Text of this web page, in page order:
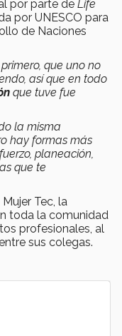
por parte de Life
por UNESCO para
de Naciones
que uno no
así que en todo
que tuve fue
la misma
hay formas más
planeación,
que te
Tec, la
toda la comunidad
profesionales, al
sus colegas.